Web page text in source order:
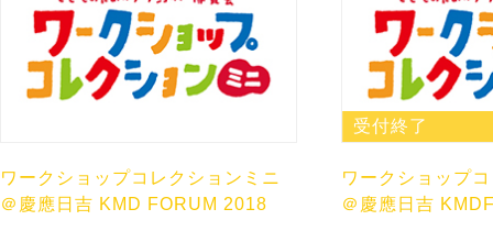
ワークショップコレクションミニ
＠慶應日吉 KMD FORUM 2018
受付終了
ワークショップ
＠慶應日吉